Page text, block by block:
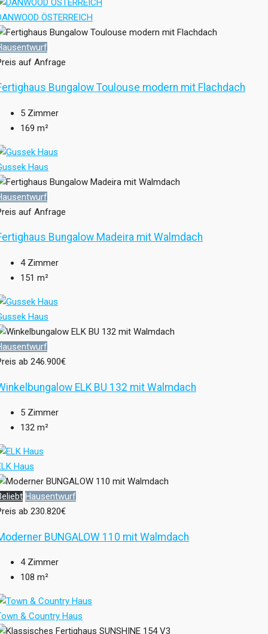
ÖSTERREICH
auf Anfrage
Bungalow Toulouse modern mit Flachdach
5 Zimmer
169 m²
Haus
auf Anfrage
Bungalow Madeira mit Walmdach
4 Zimmer
151 m²
Haus
ab 246.900€
ELK BU 132 mit Walmdach
5 Zimmer
132 m²
Haus
Hausentwurf
ab 230.820€
BUNGALOW 110 mit Walmdach
4 Zimmer
108 m²
& Country Haus